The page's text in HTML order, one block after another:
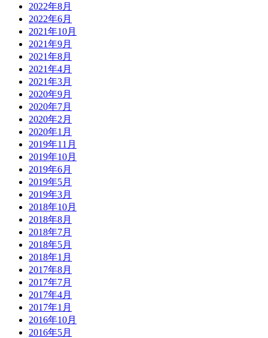
2022年8月
2022年6月
2021年10月
2021年9月
2021年8月
2021年4月
2021年3月
2020年9月
2020年7月
2020年2月
2020年1月
2019年11月
2019年10月
2019年6月
2019年5月
2019年3月
2018年10月
2018年8月
2018年7月
2018年5月
2018年1月
2017年8月
2017年7月
2017年4月
2017年1月
2016年10月
2016年5月